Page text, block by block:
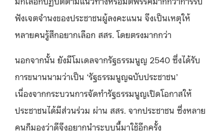
ฟังเจตจำนงของประชาชนผู้ลงคะแนน จึงเป็นเหตุให้
หลายคนรู้สึกอยากเลือก สสร. โดยตรงมากกว่า
นอกจากนั้น ยังมีโมเดลจากรัฐธรรมนูญ 2540 ซึ่งได้รับ
การขนานนามว่าเป็น ‘รัฐธรรมนูญฉบับประชาชน’
เนื่องจากกระบวนการจัดทำรัฐธรรมนูญเปิดโอกาสให้
ประชาชนได้มีส่วนร่วม ผ่าน สสร. จากประชาชน ซึ่งหลาย
คนก็มองว่าดีจึงอยากนำระบบนี้มาใช้อีกครั้ง